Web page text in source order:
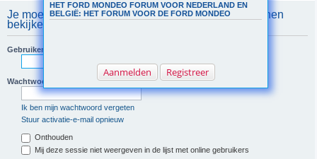
k
HET FORD MONDEO FORUM VOOR NEDERLAND EN
BELGIË: HET FORUM VOOR DE FORD MONDEO
Aanmelden Registreer
Je moet aangemeld zijn om de groepsdetails te kunnen
bekijken.
Gebruikersnaam:
Wachtwoord:
Ik ben mijn wachtwoord vergeten
Stuur activatie-e-mail opnieuw
Onthouden
Mij deze sessie niet weergeven in de lijst met online gebruikers